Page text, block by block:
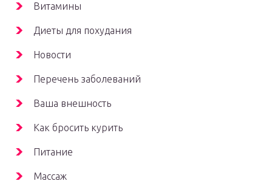
Витамины
Диеты для похудания
Новости
Перечень заболеваний
Ваша внешность
Как бросить курить
Питание
Массаж